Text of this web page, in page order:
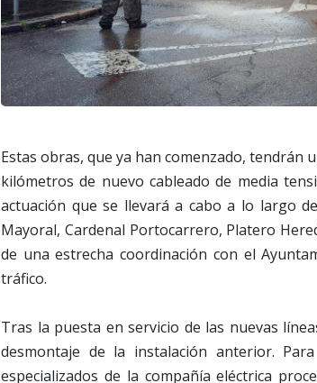
Estas obras, que ya han comenzado, tendrán
kilómetros de nuevo cableado de media
actuación que se llevará a cabo a lo largo
Mayoral, Cardenal Portocarrero, Platero
de una estrecha coordinación con el
tráfico.
Tras la puesta en servicio de las nuevas
desmontaje de la instalación anterior.
especializados de la compañía eléctrica